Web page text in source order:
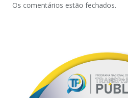
Os comentários estão fechados.